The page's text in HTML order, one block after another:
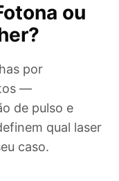
ou
por
—
de pulso e
qual laser
caso.